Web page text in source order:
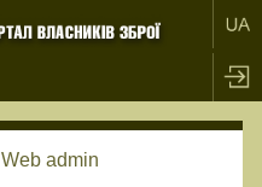
Web admin